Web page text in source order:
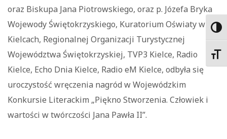
oraz Biskupa Jana Piotrowskiego, oraz p. Józefa Bryka
Wojewody Świętokrzyskiego, Kuratorium Oświaty w
Kielcach, Regionalnej Organizacji Turystycznej
Województwa Świętokrzyskiej, TVP3 Kielce, Radio
Kielce, Echo Dnia Kielce, Radio eM Kielce, odbyła się
uroczystość wręczenia nagród w Wojewódzkim
Konkursie Literackim „Piękno Stworzenia. Człowiek i
wartości w twórczości Jana Pawła II”.